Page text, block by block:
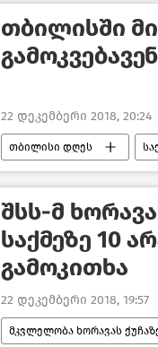
თბილისში
გამოკვებავენ
22 დეკემბერი 2018, 20:24
თბილისი დღეს
შსს-მ
საქმეზე 10
გამოკითხა
22 დეკემბერი 2018, 19:57
მკვლელობა ხორავას